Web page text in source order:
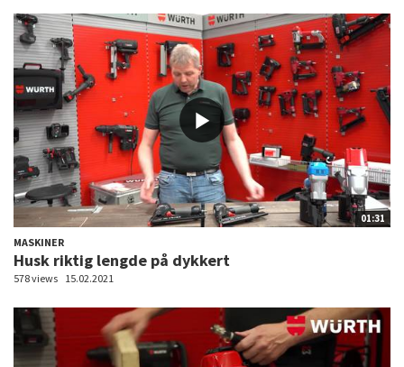
01:31
MASKINER
Husk riktig lengde på dykkert
578 views 15.02.2021